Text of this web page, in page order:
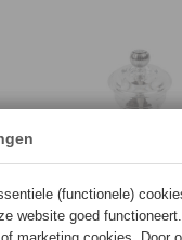
PEUGEOT BISTRO